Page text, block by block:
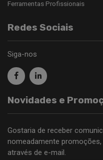
Ferramentas Profissionais
Redes Sociais
Siga-nos
Novidades e
Gostaria de receber
nomeadamente
através de e-mail.